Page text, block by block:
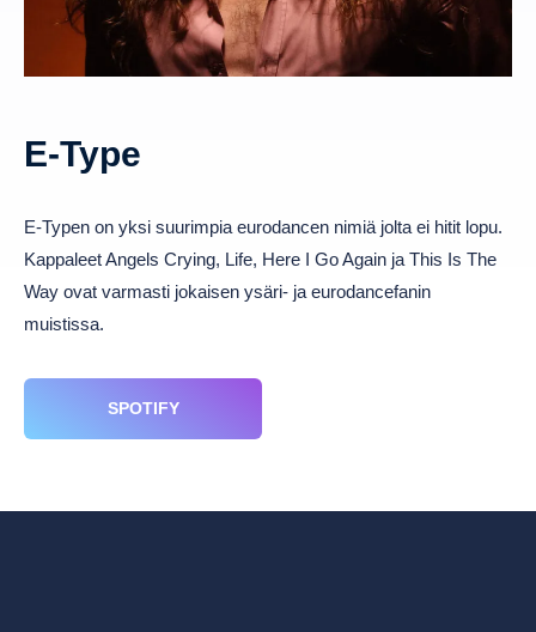
E-Type
E-Typen on yksi suurimpia eurodancen nimiä jolta ei hitit lopu.
Kappaleet Angels Crying, Life, Here I Go Again ja This Is The
Way ovat varmasti jokaisen ysäri- ja eurodancefanin
muistissa.
SPOTIFY